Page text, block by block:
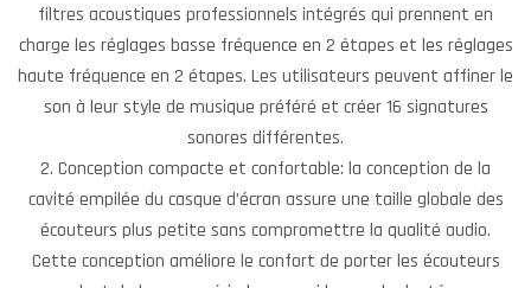
filtres acoustiques professionnels intégrés qui prennent en
charge les réglages basse fréquence en 2 étapes et les réglages
haute fréquence en 2 étapes. Les utilisateurs peuvent affiner le
son à leur style de musique préféré et créer 16 signatures
sonores différentes.
2. Conception compacte et confortable: la conception de la
cavité empilée du casque d’écran assure une taille globale des
écouteurs plus petite sans compromettre la qualité audio.
Cette conception améliore le confort de porter les écouteurs